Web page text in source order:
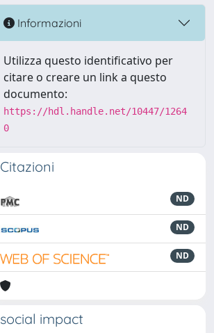
Informazioni
Utilizza questo identificativo per
citare o creare un link a questo
documento:
https://hdl.handle.net/10447/1264
0
Citazioni
ND
ND
ND
social impact